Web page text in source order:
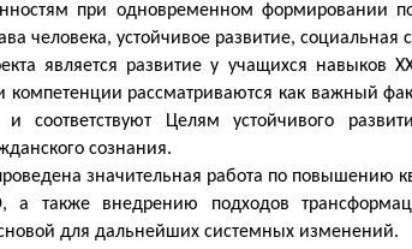
при одновременном формировании
человека, устойчивое развитие,
является развитие у учащихся навыков
компетенции рассматриваются как важный
соответствуют Целям устойчивого
сознания.
значительная работа по повышению
а также внедрению подходов
для дальнейших системных изменений.